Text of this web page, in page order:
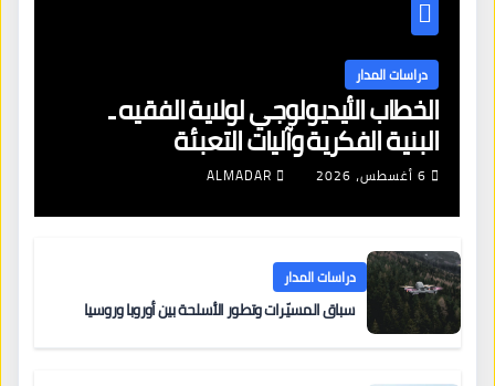
دراسات المدار
الخطاب الأيديولوجي لولاية الفقيه ـ
البنية الفكرية وآليات التعبئة
6 أغسطس، 2026 ALMADAR
دراسات المدار
سباق المسيّرات وتطور الأسلحة بين أوروبا وروسيا